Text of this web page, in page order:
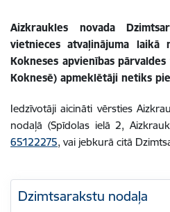
Aizkraukles novada
vietnieces atvaļinājuma
Kokneses apvienības
Koknesē) apmeklētāji netiks
Iedzīvotāji aicināti vērsties
nodaļā (Spīdolas ielā 2,
65122275, vai jebkurā citā
Dzimtsarakstu nodaļa